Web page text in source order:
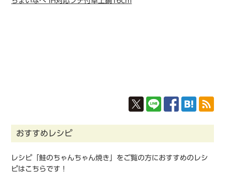
おすすめレシピ
レシピ「鮭のちゃんちゃん焼き」をご覧の方におすすめのレシ
ピはこちらです！